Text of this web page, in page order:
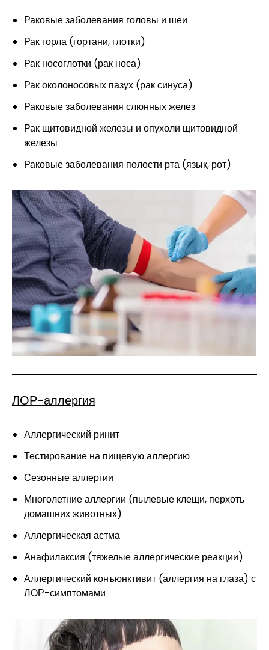
Раковые заболевания головы и шеи
Рак горла (гортани, глотки)
Рак носоглотки (рак носа)
Рак околоносовых пазух (рак синуса)
Раковые заболевания слюнных желез
Рак щитовидной железы и опухоли щитовидной
железы
Раковые заболевания полости рта (язык, рот)
ЛОР-аллергия
Аллергический ринит
Тестирование на пищевую аллергию
Сезонные аллергии
Многолетние аллергии (пылевые клещи, перхоть
домашних животных)
Аллергическая астма
Анафилаксия (тяжелые аллергические реакции)
Аллергический конъюнктивит (аллергия на глаза) с
ЛОР-симптомами